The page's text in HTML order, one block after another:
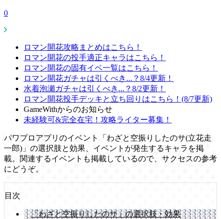
0
ロマン開花攻略まとめはこちら！
ロマン開花の投手適正キャラはこちら！
ロマン開花の固有イベ一覧はこちら！
ロマン開花ガチャは引くべき...？8/4更新！
水着泡瀬ガチャは引くべき...？8/2更新！
ロマン開花投手デッキと立ち回りはこちら！(8/7更新)
GameWithからのお知らせ
未経験可&完全在宅！攻略ライター募集！
パワプロアプリのイベント「わざと空振りしたのサ(立花走
一郎)」の選択肢と効果、イベントが発生するキャラを掲
載。関連するイベントも掲載しているので、サクセスの参考
にどうぞ。
目次
「わざと空振りしたのサ」の選択肢・効果